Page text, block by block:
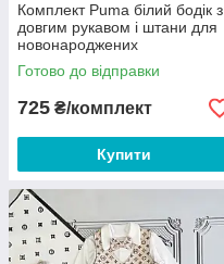
Комплект Puma білий бодік з
довгим рукавом і штани для
новонароджених
Готово до відправки
725 ₴/комплект
Купити